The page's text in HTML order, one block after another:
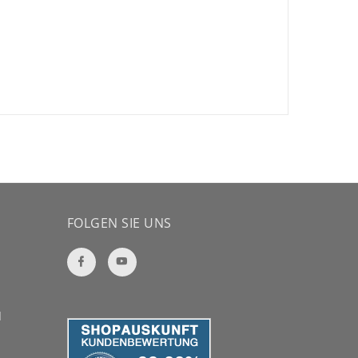
FOLGEN SIE UNS